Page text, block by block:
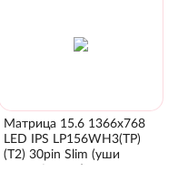
Матрица 15.6 1366x768
LED IPS LP156WH3(TP)
(T2) 30pin Slim (уши